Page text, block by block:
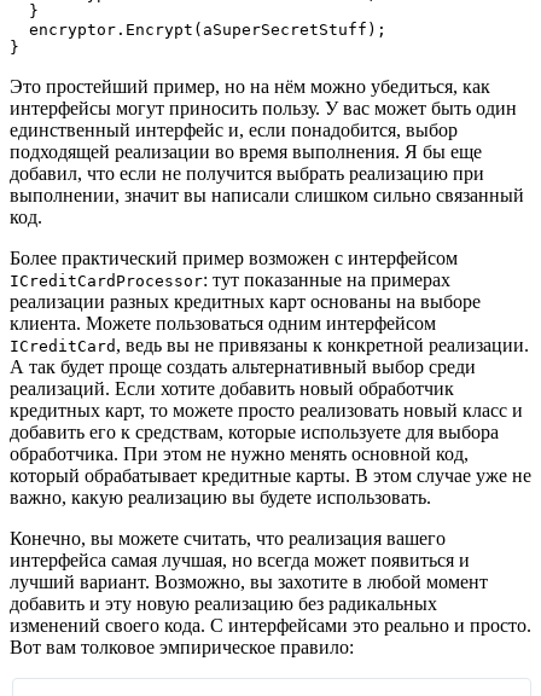
}
Это простейший пример, но на нём можно убедиться, как
интерфейсы могут приносить пользу. У вас может быть один
единственный интерфейс и, если понадобится, выбор
подходящей реализации во время выполнения. Я бы еще
добавил, что если не получится выбрать реализацию при
выполнении, значит вы написали слишком сильно связанный
код.
Более практический пример возможен с интерфейсом
ICreditCardProcessor: тут показанные на примерах
реализации разных кредитных карт основаны на выборе
клиента. Можете пользоваться одним интерфейсом
ICreditCard , ведь вы не привязаны к конкретной реализации.
А так будет проще создать альтернативный выбор среди
реализаций. Если хотите добавить новый обработчик
кредитных карт, то можете просто реализовать новый класс и
добавить его к средствам, которые используете для выбора
обработчика. При этом не нужно менять основной код,
который обрабатывает кредитные карты. В этом случае уже не
важно, какую реализацию вы будете использовать.
Конечно, вы можете считать, что реализация вашего
интерфейса самая лучшая, но всегда может появиться и
лучший вариант. Возможно, вы захотите в любой момент
добавить и эту новую реализацию без радикальных
изменений своего кода. С интерфейсами это реально и просто.
Вот вам толковое эмпирическое правило: